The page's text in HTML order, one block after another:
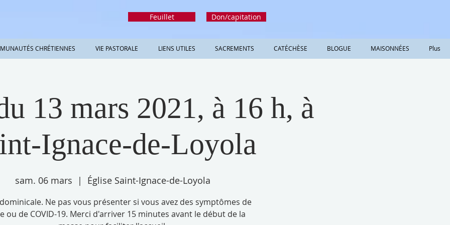
Feuillet Don/capitation
CHRÉTIENNES VIE PASTORALE LIENS UTILES SACREMENTS CATÉCHÈSE BLOGUE MAISONNÉES Plus
13 mars 2021, à 16 h, à
Ignace-de-Loyola
sam. 06 mars
  |
Église Saint-Ignace-de-Loyola
Ne pas vous présenter si vous avez des symptômes de
ou de COVID-19. Merci d'arriver 15 minutes avant le début de la